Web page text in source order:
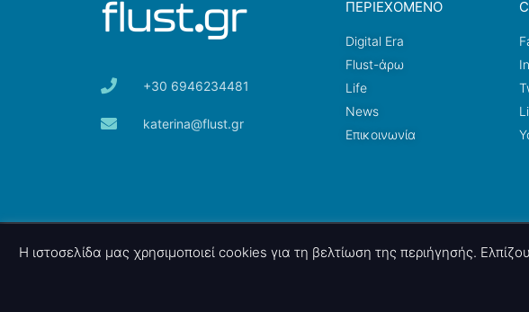
+30 6946234481
katerina@flust.gr
ΠΕΡΙΕΧΟΜΕΝΟ
Digital Era
Flust-άρω
Life
News
Επικοινωνία
© 2026 nettings, ltd. All rights reserved.
Η ιστοσελίδα μας χρησιμοποιεί cookies για τη βελτίωση της περιήγησής.